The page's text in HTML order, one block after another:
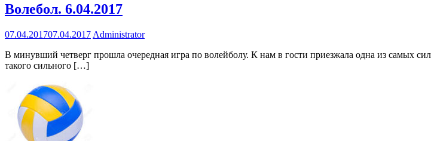
Волебол. 6.04.2017
07.04.201707.04.2017 Administrator
В минувший четверг прошла очередная игра по волейболу. К нам в гости приезжала одна из самых
такого сильного […]